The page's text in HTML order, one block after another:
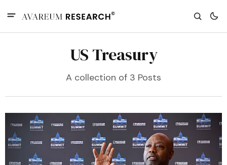
US Treasury
A collection of 3 Posts